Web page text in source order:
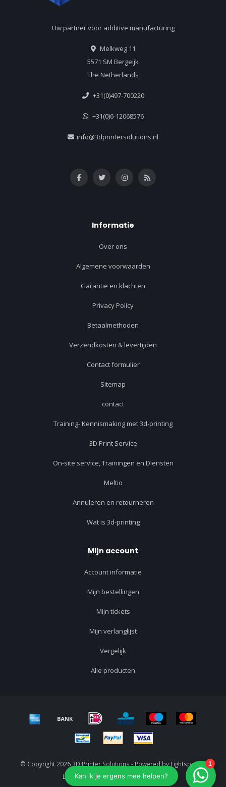
Uw partner voor additive manufacturing
Melkweg 11
5571 SM Bergeijk
The Netherlands
+31(0)497-700220
+31(0)6-12068576
info@3dprintersolutions.nl
Informatie
Over ons
Algemene voorwaarden
Garantie en klachten
Privacy Policy
Betaalmethoden
Verzendkosten & levertijden
Contact formulier
Sitemap
contact
Training- Kennismaking met 3d-printing
3D Print Service
On-site service, Trainingen en Diensten
Meltio
Annuleren en retourneren
Wat is 3d-printing
Mijn account
Account informatie
Mijn bestellingen
Mijn tickets
Mijn verlanglijst
Vergelijk
Alle producten
© Copyright 2026 3D Printer Solutions - Powered by Lightspeed-
Lightspeed designby Dyvelopment